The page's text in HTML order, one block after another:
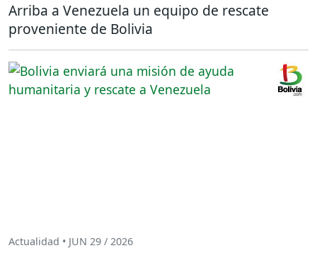
Arriba a Venezuela un equipo de rescate
proveniente de Bolivia
Actualidad • JUN 29 / 2026